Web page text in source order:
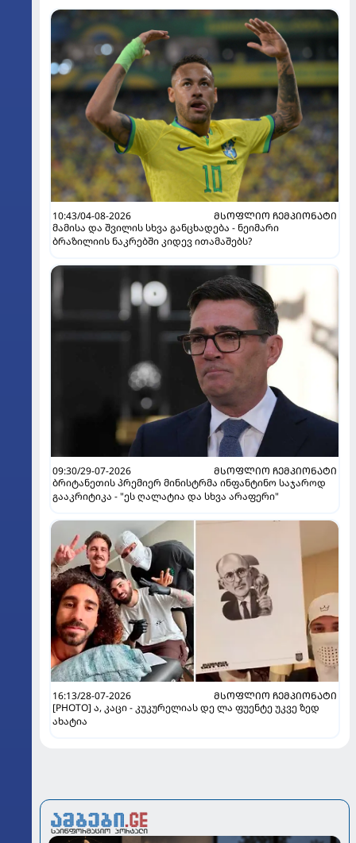
10:43/04-08-2026
ᲛᲡᲝᲤᲚᲘᲝ ᲩᲔᲛᲞᲘᲝᲜᲐᲢᲘ
მამისა და შვილის სხვა განცხადება - ნეიმარი
ბრაზილიის ნაკრებში კიდევ ითამაშებს?
09:30/29-07-2026
ᲛᲡᲝᲤᲚᲘᲝ ᲩᲔᲛᲞᲘᲝᲜᲐᲢᲘ
ბრიტანეთის პრემიერ მინისტრმა ინფანტინო საჯაროდ
გააკრიტიკა - "ეს ღალატია და სხვა არაფერი"
16:13/28-07-2026
ᲛᲡᲝᲤᲚᲘᲝ ᲩᲔᲛᲞᲘᲝᲜᲐᲢᲘ
[PHOTO] ა, კაცი - კუკურელიას დე ლა ფუენტე უკვე ზედ
ახატია